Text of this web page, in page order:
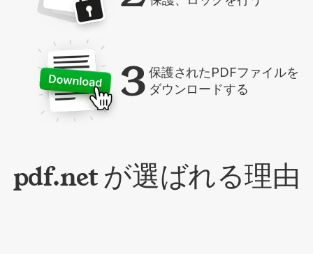
3 保護されたPDFファイルを
ダウンロードする
pdf.net が選ばれる理由